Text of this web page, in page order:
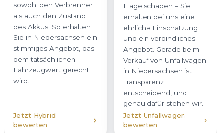
sowohl den Verbrenner
als auch den Zustand
des Akkus. So erhalten
Sie in Niedersachsen ein
stimmiges Angebot, das
dem tatsächlichen
Fahrzeugwert gerecht
wird.
Jetzt Hybrid
bewerten
Hagelschaden – Sie
erhalten bei uns eine
ehrliche Einschätzung
und ein verbindliches
Angebot. Gerade beim
Verkauf von Unfallwagen
in Niedersachsen ist
Transparenz
entscheidend, und
genau dafür stehen wir.
Jetzt Unfallwagen
bewerten